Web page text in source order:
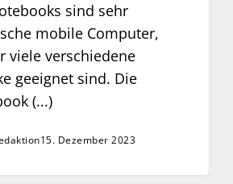
sind sehr
mobile Computer,
viele verschiedene
geeignet sind. Die
(...)
15. Dezember 2023